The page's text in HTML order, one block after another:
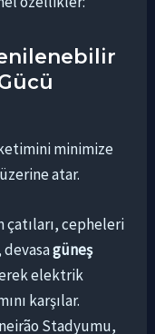
minimize
atar.
çatıları, cepheleri
devasagüneş
elektrik
karşılar.
Stadyumu,